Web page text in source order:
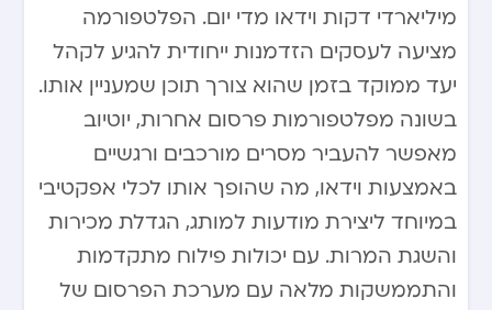
מיליארדי דקות וידאו מדי יום. הפלטפורמה
מציעה לעסקים הזדמנות ייחודית להגיע לקהל
יעד ממוקד בזמן שהוא צורך תוכן שמעניין אותו.
בשונה מפלטפורמות פרסום אחרות, יוטיוב
מאפשר להעביר מסרים מורכבים ורגשיים
באמצעות וידאו, מה שהופך אותו לכלי אפקטיבי
במיוחד ליצירת מודעות למותג, הגדלת מכירות
והשגת המרות. עם יכולות פילוח מתקדמות
והתממשקות מלאה עם מערכת הפרסום של